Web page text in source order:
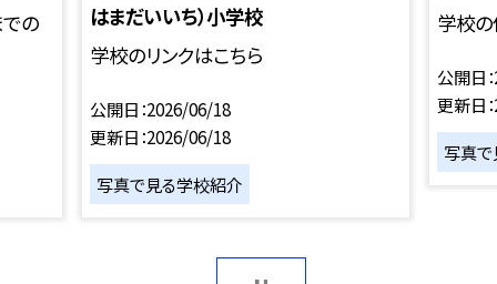
の
はまだいいち）小学校
学校のリンクはこちら
公開日 2026/06/18
更新日 2026/06/18
写真で見る学校紹介
学校
公開日
更新日
写真